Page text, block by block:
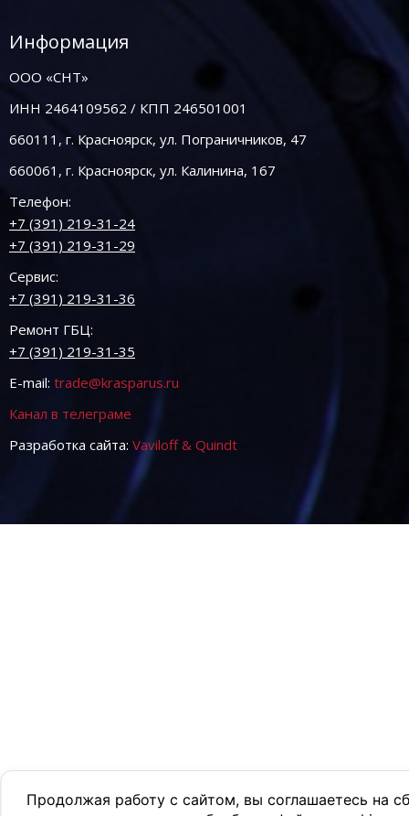
Продолжая работу с сайтом, вы соглашаетесь на
Информация
ООО «СНТ»
ИНН 2464109562 / КПП 246501001
660111, г. Красноярск, ул. Пограничников, 47
660061, г. Красноярск, ул. Калинина, 167
Телефон:
+7 (391) 219-31-24
+7 (391) 219-31-29
Сервис:
+7 (391) 219-31-36
Ремонт ГБЦ:
+7 (391) 219-31-35
E-mail: trade@krasparus.ru
Канал в телеграме
Разработка сайта: Vaviloff & Quindt